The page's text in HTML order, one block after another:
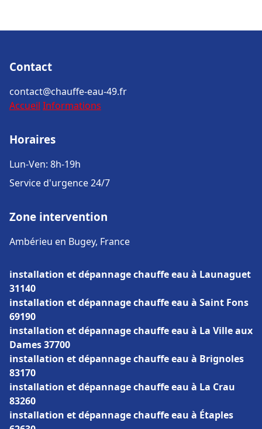
Contact
contact@chauffe-eau-49.fr
Accueil Informations
Horaires
Lun-Ven: 8h-19h
Service d'urgence 24/7
Zone intervention
Ambérieu en Bugey, France
installation et dépannage chauffe eau à Launaguet
31140
installation et dépannage chauffe eau à Saint Fons
69190
installation et dépannage chauffe eau à La Ville aux
Dames 37700
installation et dépannage chauffe eau à Brignoles
83170
installation et dépannage chauffe eau à La Crau
83260
installation et dépannage chauffe eau à Étaples